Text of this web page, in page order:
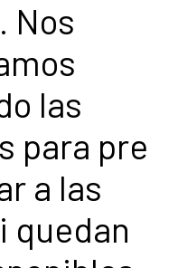
Nos
las
para pre
a las
quedan